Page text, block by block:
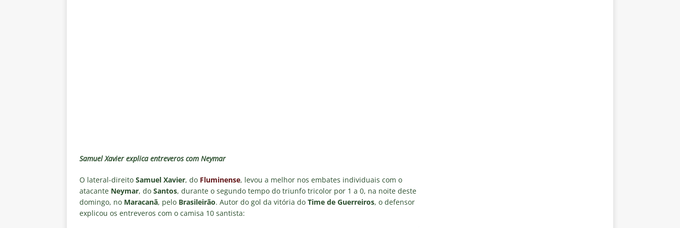
Fluminense para o Vasco e cobra “olho da rua” para diretoria e Zubeldía
COLUNAS
[ 6 de agosto de 2026 ] Vitória X Athletico-PR — Oitavas Copa do Brasil 2026: Palpites, Odds e
Samuel Xavier explica entreveros com Neymar
O lateral-direito Samuel Xavier, do Fluminense, levou a melhor nos embates individuais com o
atacante Neymar, do Santos, durante o segundo tempo do triunfo tricolor por 1 a 0, na noite deste
domingo, no Maracanã, pelo Brasileirão. Autor do gol da vitória do Time de Guerreiros, o defensor
explicou os entreveros com o camisa 10 santista: